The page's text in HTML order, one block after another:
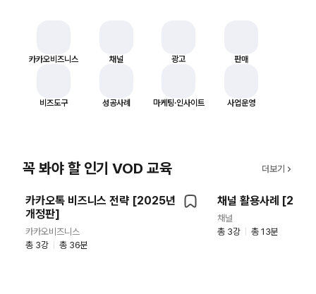
VOD 교육을 찾아보세요
카카오비즈니스 채널 광고 판매
비즈도구 성공사례 마케팅·인사이트 사업운영
꼭 봐야 할 인기 VOD 교육
상세보기
카카오톡 비즈니스 전략 [2025년
개정판]
카카오비즈니스
총 3강
총 36분
채널 활용사례
채널
총 3강
총 13분
더보기